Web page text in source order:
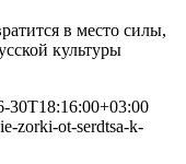
в место силы,
культуры
30T18:16:00+03:00
zorki-ot-serdtsa-k-